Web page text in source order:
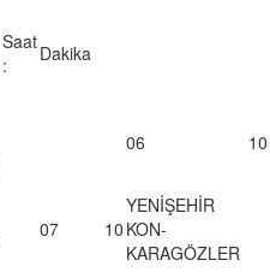
Saat
:
Dakika
06 10
07 10
YENİŞEHİR
KON-
KARAGÖZLER